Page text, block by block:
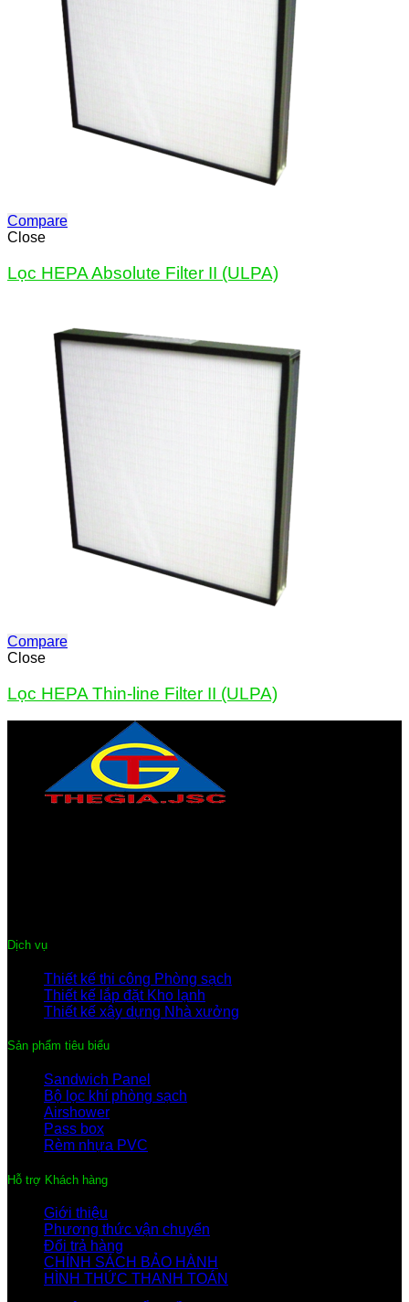
Compare
Close
Lọc HEPA Absolute Filter II (ULPA)
Compare
Close
Lọc HEPA Thin-line Filter II (ULPA)
Dịch vụ
Thiết kế thi công Phòng sạch
Thiết kế lắp đặt Kho lạnh
Thiết kế xây dựng Nhà xưởng
Sản phẩm tiêu biểu
Sandwich Panel
Bộ lọc khí phòng sạch
Airshower
Pass box
Rèm nhựa PVC
Hỗ trợ Khách hàng
Giới thiệu
Phương thức vận chuyển
Đổi trả hàng
CHÍNH SÁCH BẢO HÀNH
HÌNH THỨC THANH TOÁN